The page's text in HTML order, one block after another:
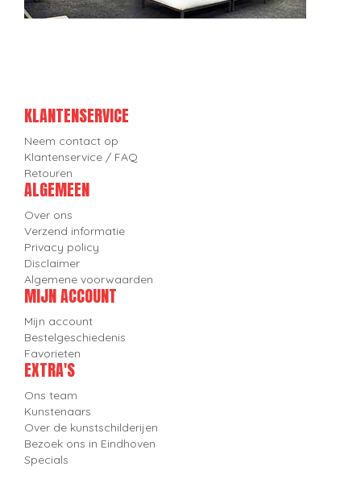
KLANTENSERVICE
Neem contact op
Klantenservice / FAQ
Retouren
ALGEMEEN
Over ons
Verzend informatie
Privacy policy
Disclaimer
Algemene voorwaarden
MIJN ACCOUNT
Mijn account
Bestelgeschiedenis
Favorieten
EXTRA'S
Ons team
Kunstenaars
Over de kunstschilderijen
Bezoek ons in Eindhoven
Specials